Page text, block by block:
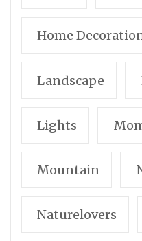
Home
Landscape
Lights
Mountain
Naturelovers